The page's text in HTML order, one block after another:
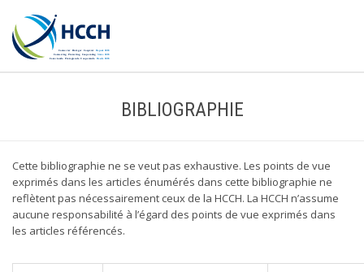
BIBLIOGRAPHIE
Cette bibliographie ne se veut pas exhaustive. Les points de vue
exprimés dans les articles énumérés dans cette bibliographie ne
reflètent pas nécessairement ceux de la HCCH. La HCCH n’assume
aucune responsabilité à l’égard des points de vue exprimés dans
les articles référencés.